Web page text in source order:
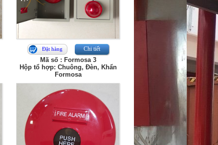
Đặt hàng Chi tiết
Mã số : Formosa 3
Hộp tổ hợp: Chuông, Đèn, Khẩn
Formosa